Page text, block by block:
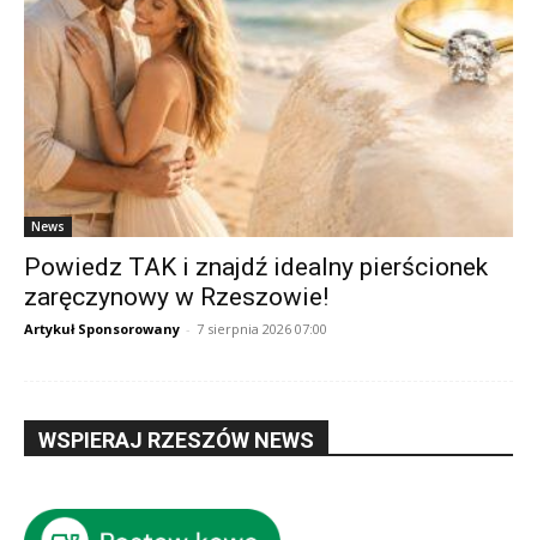
News
Powiedz TAK i znajdź idealny pierścionek
zaręczynowy w Rzeszowie!
Artykuł Sponsorowany - 7 sierpnia 2026 07:00
WSPIERAJ RZESZÓW NEWS